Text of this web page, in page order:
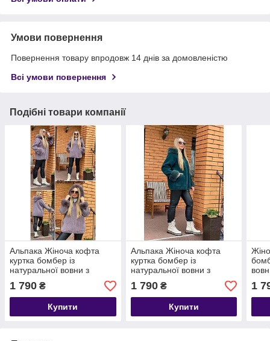
Умови повернення
Повернення товару впродовж 14 днів за домовленістю
Всі умови повернення
Подібні товари компанії
Альпака Жіноча кофта
куртка бомбер із
натуральної вовни з
хутром Размер 48-58
1 790 ₴
Купити
Альпака Жіноча кофта
куртка бомбер із
натуральної вовни з
хутром Размер 48-58
1 790₴
Купити
1